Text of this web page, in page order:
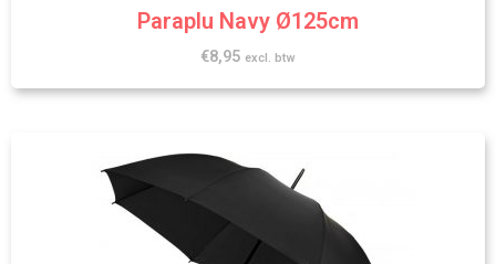
Paraplu Navy Ø125cm
€8,95 excl. btw